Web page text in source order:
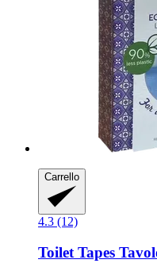
Carrello
4.3 (12)
Toilet Tapes